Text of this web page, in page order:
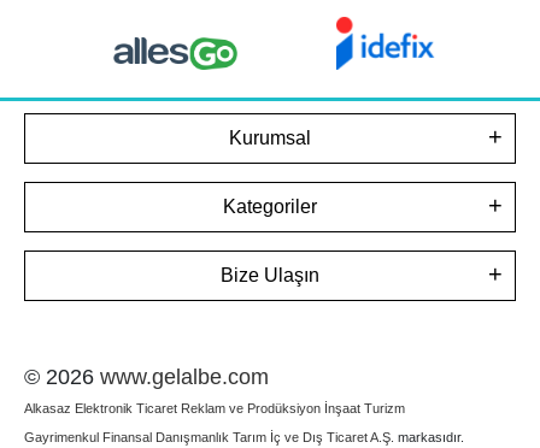
Kurumsal
Kategoriler
Bize Ulaşın
© 2026 www.gelalbe.com
Alkasaz Elektronik Ticaret Reklam ve Prodüksiyon İnşaat Turizm
Gayrimenkul Finansal Danışmanlık Tarım İç ve Dış Ticaret A.Ş. markasıdır.